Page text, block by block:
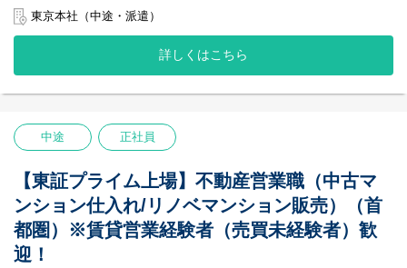
ンバー同士の交流を深めています。
【ワークライフバランス】
ITやAIを活用して作業効率を上げる取り組みを行っており、全社の
平均月残業時間は約15時間程度と業界の半分以下の数字です。
る働き方をしています。
賃貸中のマンションを一室単位で仕入れ、入居者様が退去後にリ
ノベーションして再販する、「家賃収入×売却益」の二軸による収
益モデルを確立しています。
中古マンション保有戸数は国内1位を誇り、創業以来一度も赤字な
しという抜群の安定性を実現し、業界のリーディングカンパニー
として確固たる地位を築いています。
【社風／環境】
『不動産会社“らしくない”社風』
して、組織として成長していくことを大切にしています。
「チームで働くこと」に共感をして集まったメンバーが多いた
め、社内で自然と助け合いが生まれています。
日頃から社員同士のコミュニケーションを大切にしており、月に
一度のシャッフルランチという企画では、部署や年次を超えたメ
ンバー同士の交流を深めています。
私たちの最大の強みは、堅実かつ効率的に収益を生み出す独自の
ビジネスモデルです。
賃貸中のマンションを一室単位で仕入れ、入居者様が退去後にリ
ノベーションして再販する、「家賃収入×売却益」の二軸による収
中古マンション保有戸数は国内1位を誇り、創業以来一度も赤字な
として確固たる地位を築いています。
-・-・-・-・-・-・-・-・-・-・-・-・-・-・-・-・-・-・-・-・-・-・-
【主な業務内容】
当社で仕入れたマンションのリノベーション企画、周辺環境やマ
ーケット調査、販売物件の契約決済業務などを行っていただきま
す。
・周辺環境やマーケット調査、リノベーションの企画立案、販売
価格の設定
東京本社（中途・派遣）
詳しくはこちら
中途 正社員
【東証プライム上場】不動産営業職（中古マ
ンション仕入れ/リノベマンション販売）（首
都圏）※賃貸営業経験者（売買未経験者）歓
迎！